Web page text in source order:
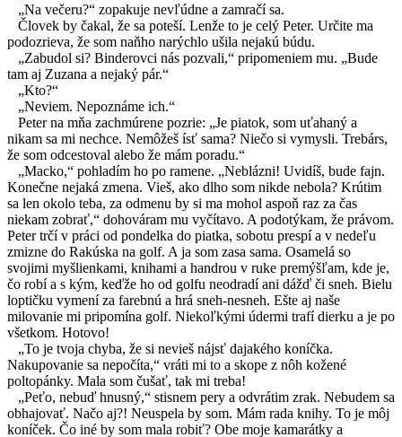
„Na večeru?“ zopakuje nevľúdne a zamračí sa.
Človek by čakal, že sa poteší. Lenže to je celý Peter. Určite ma
podozrieva, že som naňho narýchlo ušila nejakú búdu.
„Zabudol si? Binderovci nás pozvali,“ pripomeniem mu. „Bude
tam aj Zuzana a nejaký pár.“
„Kto?“
„Neviem. Nepoznáme ich.“
Peter na mňa zachmúrene pozrie: „Je piatok, som uťahaný a
nikam sa mi nechce. Nemôžeš ísť sama? Niečo si vymysli. Trebárs,
že som odcestoval alebo že mám poradu.“
„Macko,“ pohladím ho po ramene. „Neblázni! Uvidíš, bude fajn.
Konečne nejaká zmena. Vieš, ako dlho som nikde nebola? Krútim
sa len okolo teba, za odmenu by si ma mohol aspoň raz za čas
niekam zobrať,“ dohováram mu vyčítavo. A podotýkam, že právom.
Peter trčí v práci od pondelka do piatka, sobotu prespí a v nedeľu
zmizne do Rakúska na golf. A ja som zasa sama. Osamelá so
svojimi myšlienkami, knihami a handrou v ruke premýšľam, kde je,
čo robí a s kým, keďže ho od golfu neodradí ani dážď či sneh. Bielu
loptičku vymení za farebnú a hrá sneh-nesneh. Ešte aj naše
milovanie mi pripomína golf. Niekoľkými údermi trafí dierku a je po
všetkom. Hotovo!
„To je tvoja chyba, že si nevieš nájsť dajakého koníčka.
Nakupovanie sa nepočíta,“ vráti mi to a skope z nôh kožené
poltopánky. Mala som čušať, tak mi treba!
„Peťo, nebuď hnusný,“ stisnem pery a odvrátim zrak. Nebudem sa
obhajovať. Načo aj?! Neuspela by som. Mám rada knihy. To je môj
koníček. Čo iné by som mala robiť? Obe moje kamarátky a